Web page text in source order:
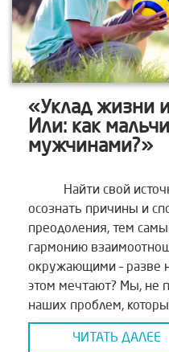
«Уклад жизни
Или: как
мужчинами?»
Найти свой
осознать причины и
преодоления, тем
гармонию
окружающими – разве
этом мечтают? Мы, не
наших проблем,
весь уклад жизни,
бездействие или
ЧИТАТЬ ДАЛЕЕ